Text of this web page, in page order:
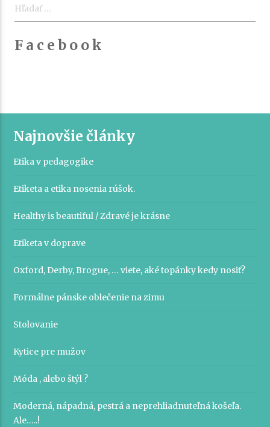
F a c e b o o k
Najnovšie články
Etika v pedagogike
Etiketa a etika nosenia rúšok.
Healthy is beautiful / Zdravé je krásne
Etiketa v doprave
Oxford, Derby, Brogue, … viete, aké topánky kedy nosiť?
Formálne pánske oblečenie na zimu
Stolovanie
Kytice pre mužov
Móda , alebo štýl ?
Moderná, nápadná, pestrá a neprehliadnuteľná košeľa.
Ale…..!